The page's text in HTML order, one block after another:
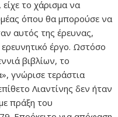
το χάρισμα να
όπου θα μπορούσε να
αυτός της έρευνας,
έργο. Ωστόσο
βιβλίων, το
γνώρισε τεράστια
Λιαντίνης δεν ήταν
πράξη του